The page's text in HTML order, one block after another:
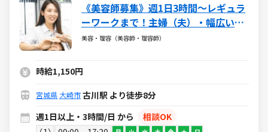
《美容師募集》週1日3時間～レギュラ
ーワークまで！主婦（夫）・幅広い年
代が活躍しています
美容・理容（美容師・理容師）
時給1,150円
宮城県 大崎市古川駅 より徒歩8分
週1日以上・3時間/日 から
相談OK